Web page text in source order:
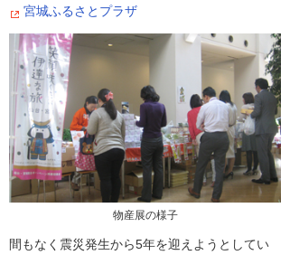
宮城ふるさとプラザ
物産展の様子
間もなく震災発生から5年を迎えようとしてい